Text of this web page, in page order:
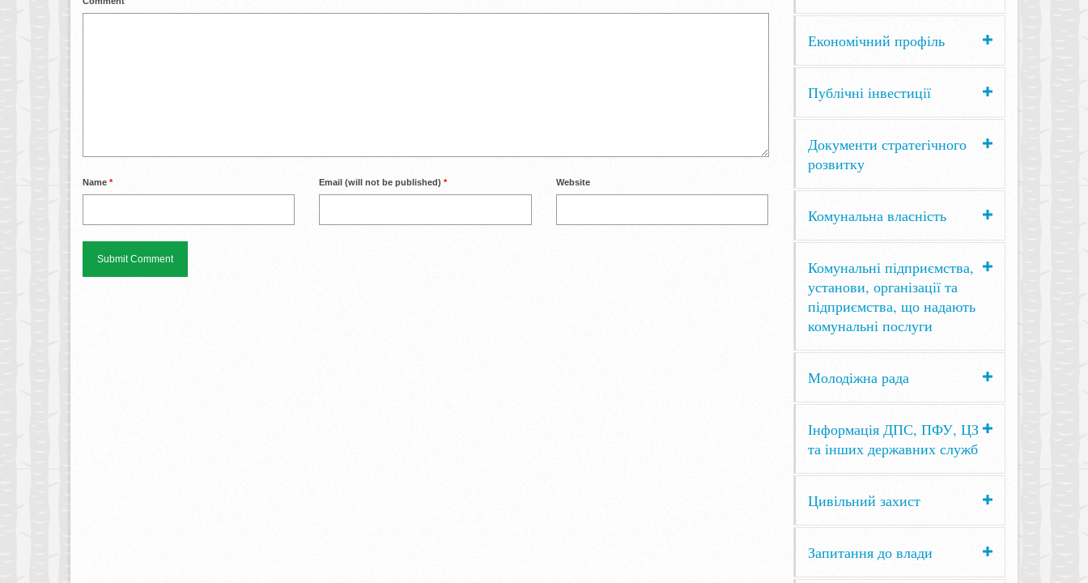
Name * Email (will not be published)* Website
Економічний профіль
Публічні інвестиції
Документи стратегічного
розвитку
Комунальна власність
Комунальні підприємства,
установи, організації та
підприємства, що надають
комунальні послуги
Молодіжна рада
Інформація ДПС, ПФУ, ЦЗ
та інших державних служб
Цивільний захист
Запитання до влади